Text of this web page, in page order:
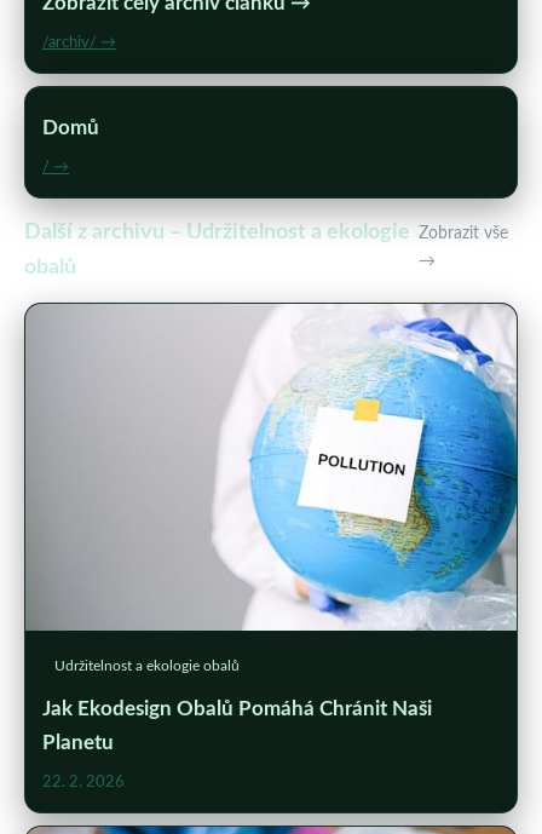
/archiv/ →
Domů
/ →
Další z archivu – Udržitelnost a ekologie
obalů
Zobrazit vše
→
Udržitelnost a ekologie obalů
Jak Ekodesign Obalů Pomáhá Chránit Naši
Planetu
22. 2. 2026